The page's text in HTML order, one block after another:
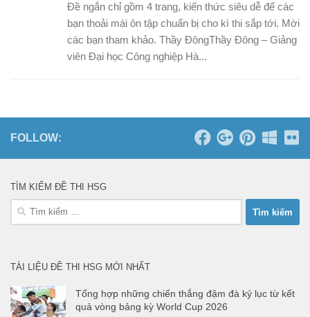
Đề ngắn chỉ gồm 4 trang, kiến thức siêu dễ để các
bạn thoải mái ôn tập chuẩn bị cho kì thi sắp tới. Mời
các bạn tham khảo. Thầy ĐôngThầy Đông – Giảng
viên Đại học Công nghiệp Hà...
FOLLOW:
TÌM KIẾM ĐỀ THI HSG
Tìm
kiếm
TÀI LIỆU ĐỀ THI HSG MỚI NHẤT
Tổng hợp những chiến thắng đậm đà kỷ lục từ kết
quả vòng bảng kỳ World Cup 2026